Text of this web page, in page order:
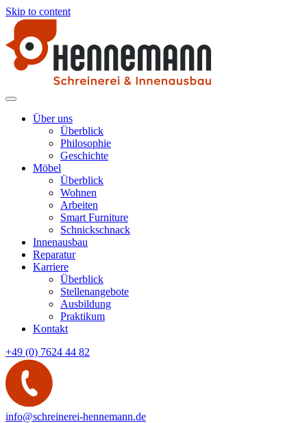
Skip to content
Schreinerei Hennemann
Möbelstücke und Produkte aus Holz
Über uns
Überblick
Philosophie
Geschichte
Möbel
Überblick
Wohnen
Arbeiten
Smart Furniture
Schnickschnack
Innenausbau
Reparatur
Karriere
Überblick
Stellenangebote
Ausbildung
Praktikum
Kontakt
+49 (0) 7624 44 82
info@schreinerei-hennemann.de